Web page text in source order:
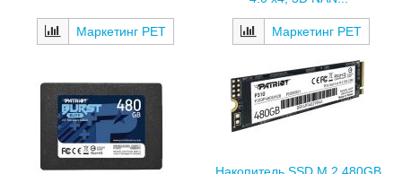
Маркетинг РЕТ Маркетинг РЕТ
Накопитель SSD M.2 480GB